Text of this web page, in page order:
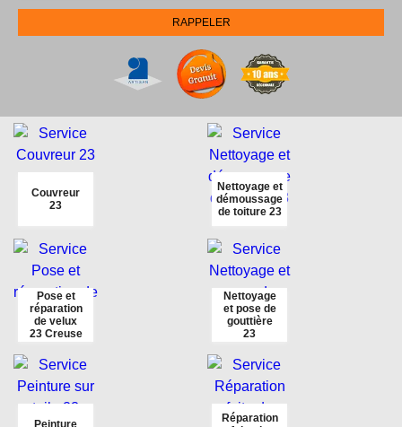
Couvreur
23
Nettoyage et
démoussage
de toiture 23
Pose et
réparation
de velux
23 Creuse
Nettoyage
et pose de
gouttière
23
Peinture
Réparation